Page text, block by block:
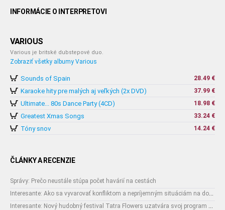
INFORMÁCIE O INTERPRETOVI
VARIOUS
Various je britské dubstepové duo.
Zobraziť všetky albumy Various
Sounds of Spain 28.49 €
Karaoke hity pre malých aj veľkých (2x DVD) 37.99 €
Ultimate... 80s Dance Party (4CD) 18.98 €
Greatest Xmas Songs 33.24 €
Tóny snov 14.24 €
ČLÁNKY A RECENZIE
Správy: Prečo neustále stúpa počet havárií na cestách
Interesante: Ako sa vyvarovať konfliktom a nepríjemným situáciám na dovolenke
Interesante: Nový hudobný festival Tatra Flowers uzatvára svoj program naozajstnou špecialitou: